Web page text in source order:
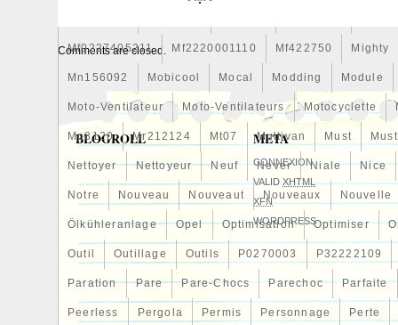
Mf0227405211 Mf2220001110 Mf422750 Mighty
Mn156092 Mobicool Mocal Modding Module
Moto-Ventilateur Moto-Ventilateurs Motocyclette
Mp8120 Mr212124 Mt07 Multivan Must
Nettoyer Nettoyeur Neuf Never Niale Nice
Notre Nouveau Nouveaut Nouveaux Nouvelle
Ölkühleranlage Opel Optimisation Optimiser
Outil Outillage Outils P0270003 P32222109
Paration Pare Pare-Chocs Parechoc Parfaite
Peerless Pergola Permis Personnage Perte
und Handgeschweißt. Alle unsere
vollständig getestet. Beim Paket ohne
Willkommen zu empfehlen
L’item « 3Row Aluminium Radiateur
Chevrolet C10 C20 K10 K20 GMC
depuis le dimanche 21 juillet 2019. Il est
« Auto, moto – pièces,
détachées\Refroidissement\Radiateurs
« primecooling_eu » et est localisé à/en
Cet article peut être expédié au pays
Garantie fabricant: 2 ans
Numéro de pièce fabricant: Non
Marque: primecooling_eu
Comments are closed.
BLOGROLL META
CONNEXION
VALIDXHTML
XFN
WORDPRESS